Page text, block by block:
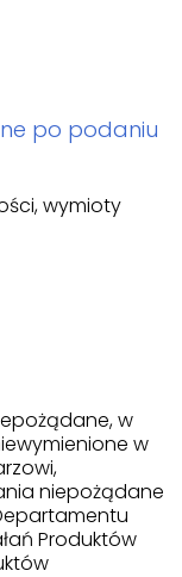
po podaniu
wymioty
w
w
niepożądane
Produktów